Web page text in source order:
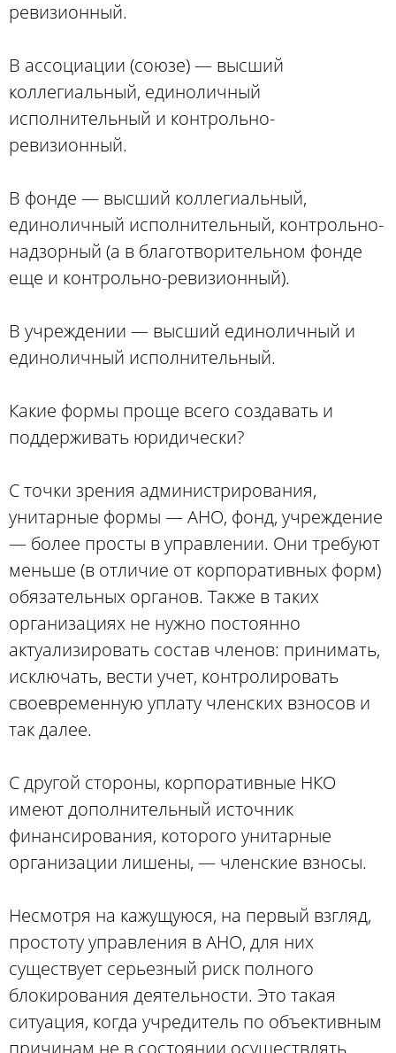
ревизионный.
В ассоциации (союзе) — высший
коллегиальный, единоличный
исполнительный и контрольно-
ревизионный.
В фонде — высший коллегиальный,
единоличный исполнительный, контрольно-
надзорный (а в благотворительном фонде
еще и контрольно-ревизионный).
В учреждении — высший единоличный и
единоличный исполнительный.
Какие формы проще всего создавать и
поддерживать юридически?
С точки зрения администрирования,
унитарные формы — АНО, фонд, учреждение
— более просты в управлении. Они требуют
меньше (в отличие от корпоративных форм)
обязательных органов. Также в таких
организациях не нужно постоянно
актуализировать состав членов: принимать,
исключать, вести учет, контролировать
своевременную уплату членских взносов и
так далее.
С другой стороны, корпоративные НКО
имеют дополнительный источник
финансирования, которого унитарные
организации лишены, — членские взносы.
Несмотря на кажущуюся, на первый взгляд,
простоту управления в АНО, для них
существует серьезный риск полного
блокирования деятельности. Это такая
ситуация, когда учредитель по объективным
причинам не в состоянии осуществлять